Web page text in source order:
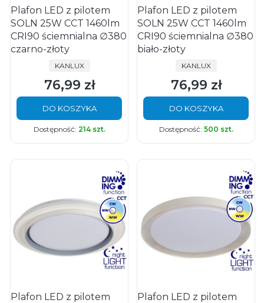
Plafon LED z pilotem
SOLN 25W CCT 1460lm
CRI90 ściemnialna ∅380
czarno-złoty
PRODUCENT
KANLUX
Cena
76,99 zł
DO KOSZYKA
Dostępność: 214 szt.
Plafon LED z pilotem
SOLN 25W CCT 1460lm
CRI90 ściemnialna ∅380
biało-złoty
PRODUCENT
KANLUX
Cena
76,99 zł
DO KOSZYKA
Dostępność: 500 szt.
Plafon LED z pilotem
Plafon LED z pilotem